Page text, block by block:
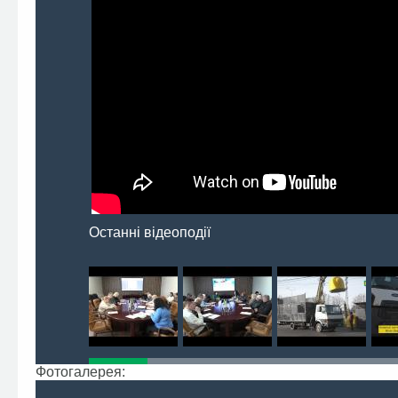
Останні відеоподії
Фотогалерея: